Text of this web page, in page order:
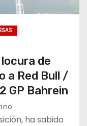
de
a Red Bull /
GP Bahrein
ha sabido